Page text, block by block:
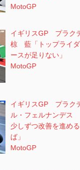
MotoGP
イギリスGP プラク
椋 藍「トップライ
ースが足りない」
MotoGP
イギリスGP プラク
ル・フェルナンデス
少しずつ改善を進め
ば」
MotoGP